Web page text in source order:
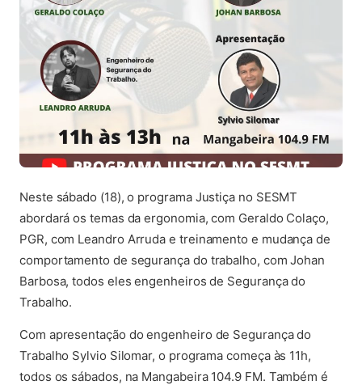
Neste sábado (18), o programa Justiça no SESMT
abordará os temas da ergonomia, com Geraldo Colaço,
PGR, com Leandro Arruda e treinamento e mudança de
comportamento de segurança do trabalho, com Johan
Barbosa, todos eles engenheiros de Segurança do
Trabalho.
Com apresentação do engenheiro de Segurança do
Trabalho Sylvio Silomar, o programa começa às 11h,
todos os sábados, na Mangabeira 104.9 FM. Também é